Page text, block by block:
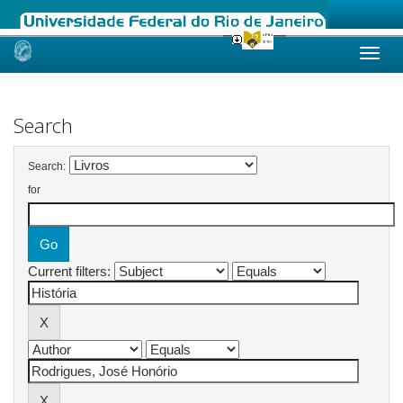
Skip
Search
Search:
for
Current filters: